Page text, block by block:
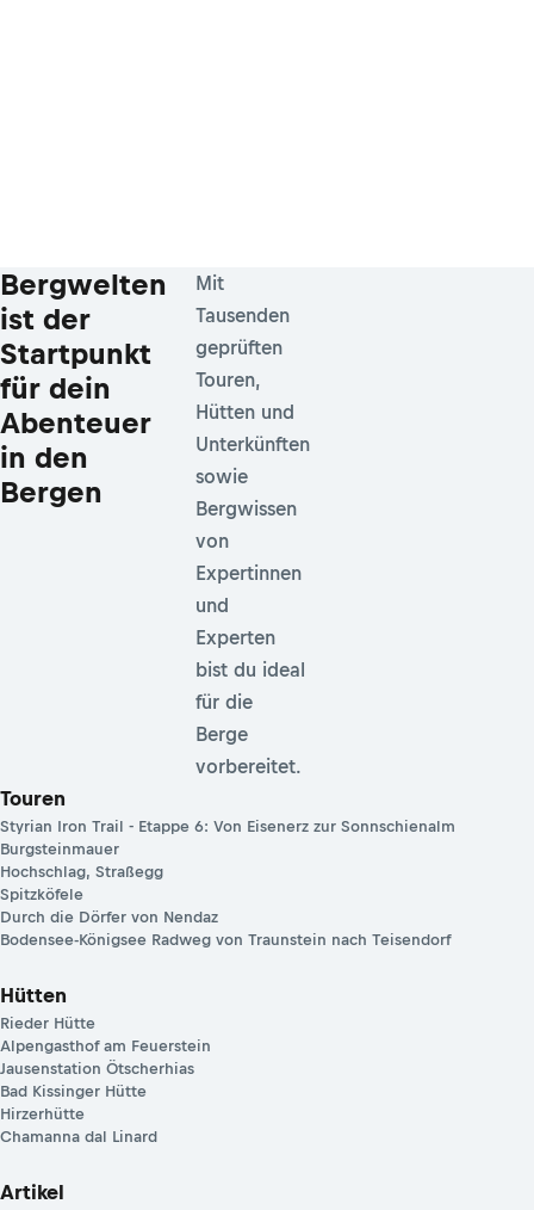
Bergwelten
ist der
Startpunkt
für dein
Abenteuer
in den
Bergen
Mit
Tausenden
geprüften
Touren,
Hütten und
Unterkünften
sowie
Bergwissen
von
Expertinnen
und
Experten
bist du ideal
für die
Berge
vorbereitet.
Touren
Styrian Iron Trail - Etappe 6: Von Eisenerz zur Sonnschienalm
Burgsteinmauer
Hochschlag, Straßegg
Spitzköfele
Durch die Dörfer von Nendaz
Bodensee-Königsee Radweg von Traunstein nach Teisendorf
Hütten
Rieder Hütte
Alpengasthof am Feuerstein
Jausenstation Ötscherhias
Bad Kissinger Hütte
Hirzerhütte
Chamanna dal Linard
Artikel